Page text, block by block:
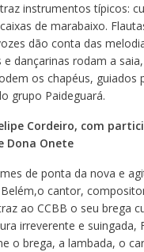
instrumentos típicos:
de marabaixo.
dão conta das
e dançarinas rodam a
os chapéus, guiados
grupo Paideguará.
Cordeiro, com
Dona Onete
de ponta da nova e
cantor,
ao CCBB o seu brega
irreverente e suingada,
o brega, a lambada, o